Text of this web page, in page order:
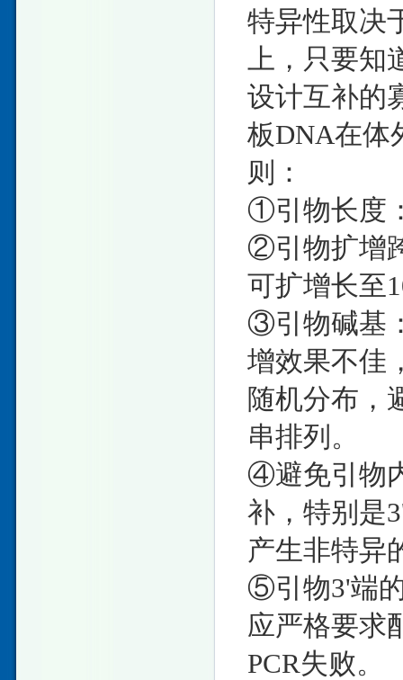
特异性取决
上，只要知
设计互补的
板DNA在体
则：
①引物长度
②引物扩增
可扩增长至
③引物碱基
增效果不佳
随机分布，
串排列。
④避免引物
补，特别是
产生非特异
⑤引物3'端
应严格要求
PCR失败。